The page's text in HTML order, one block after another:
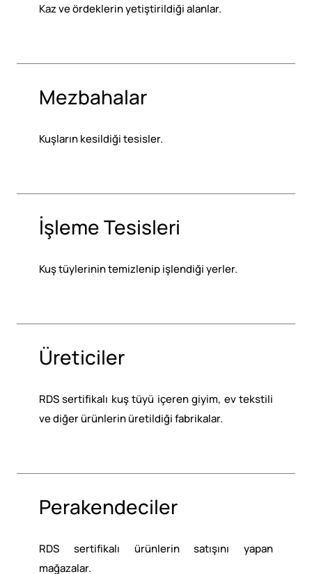
Kaz ve ördeklerin yetiştirildiği alanlar.
Mezbahalar
Kuşların kesildiği tesisler.
İşleme Tesisleri
Kuş tüylerinin temizlenip işlendiği yerler.
Üreticiler
RDS sertifikalı kuş tüyü içeren giyim, ev tekstili
ve diğer ürünlerin üretildiği fabrikalar.
Perakendeciler
RDS sertifikalı ürünlerin satışını yapan
mağazalar.